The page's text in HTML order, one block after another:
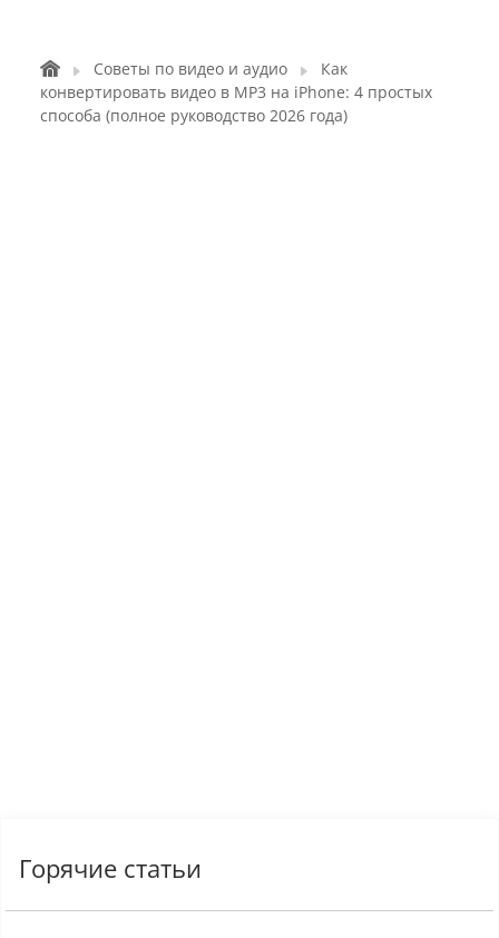
Советы по видео и аудио
Как
конвертировать видео в MP3 на iPhone: 4 простых
способа (полное руководство 2026 года)
Горячие статьи